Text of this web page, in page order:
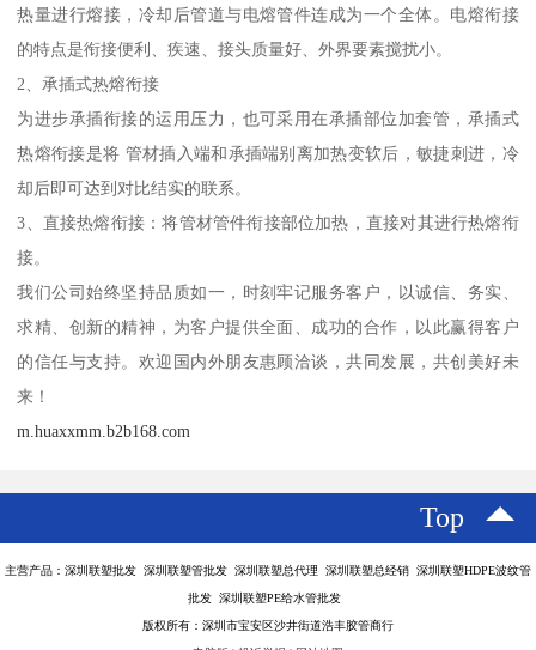
热量进行熔接，冷却后管道与电熔管件连成为一个全体。电熔衔接
的特点是衔接便利、疾速、接头质量好、外界要素搅扰小。
2、承插式热熔衔接
为进步承插衔接的运用压力，也可采用在承插部位加套管，承插式
热熔衔接是将 管材插入端和承插端别离加热变软后，敏捷刺进，冷
却后即可达到对比结实的联系。
3、直接热熔衔接：将管材管件衔接部位加热，直接对其进行热熔衔
接。
我们公司始终坚持品质如一，时刻牢记服务客户，以诚信、务实、
求精、创新的精神，为客户提供全面、成功的合作，以此赢得客户
的信任与支持。欢迎国内外朋友惠顾洽谈，共同发展，共创美好未
来！
m.huaxxmm.b2b168.com
Top
主营产品：深圳联塑批发 深圳联塑管批发 深圳联塑总代理 深圳联塑总经销 深圳联塑HDPE波纹管
批发 深圳联塑PE给水管批发
版权所有：深圳市宝安区沙井街道浩丰胶管商行